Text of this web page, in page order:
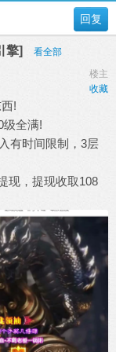
回复
擎] 看全部
楼主
收藏
!
级全满!
有时间限制，3层
现，提现收取108